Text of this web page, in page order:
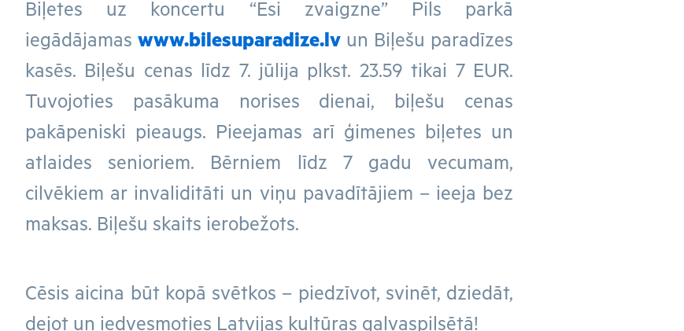
Biļetes uz koncertu “Esi zvaigzne” Pils parkā
iegādājamas www.bilesuparadize.lv un Biļešu paradīzes
kasēs. Biļešu cenas līdz 7. jūlija plkst. 23.59 tikai 7 EUR.
Tuvojoties pasākuma norises dienai, biļešu cenas
pakāpeniski pieaugs. Pieejamas arī ģimenes biļetes un
atlaides senioriem. Bērniem līdz 7 gadu vecumam,
cilvēkiem ar invaliditāti un viņu pavadītājiem – ieeja bez
maksas. Biļešu skaits ierobežots.
Cēsis aicina būt kopā svētkos – piedzīvot, svinēt, dziedāt,